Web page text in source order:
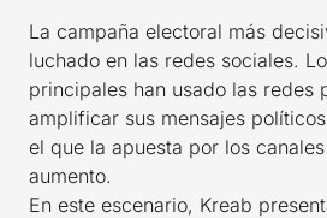
La campaña electoral más
luchado en las redes sociales.
principales han usado las redes
amplificar sus mensajes
el que la apuesta por los
aumento.
En este escenario, Kreab